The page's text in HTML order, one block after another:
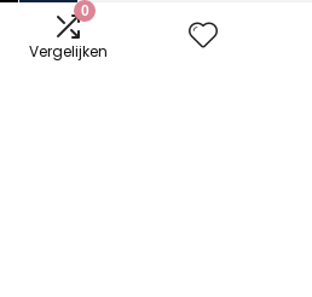
0
Vergelijken